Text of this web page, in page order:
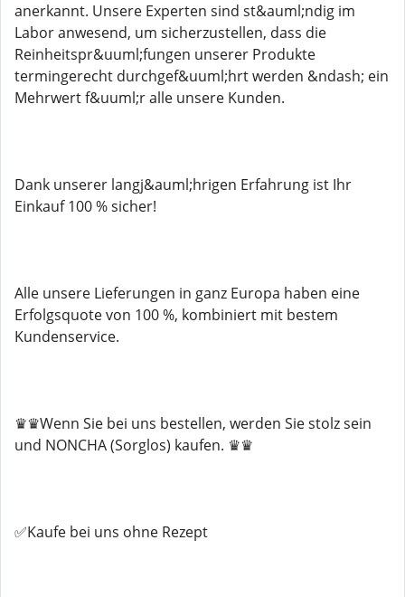
anerkannt. Unsere Experten sind st&auml;ndig im
Labor anwesend, um sicherzustellen, dass die
Reinheitspr&uuml;fungen unserer Produkte
termingerecht durchgef&uuml;hrt werden &ndash; ein
Mehrwert f&uuml;r alle unsere Kunden.
Dank unserer langj&auml;hrigen Erfahrung ist Ihr
Einkauf 100 % sicher!
Alle unsere Lieferungen in ganz Europa haben eine
Erfolgsquote von 100 %, kombiniert mit bestem
Kundenservice.
♛♛Wenn Sie bei uns bestellen, werden Sie stolz sein
und NONCHA (Sorglos) kaufen. ♛♛
✅Kaufe bei uns ohne Rezept